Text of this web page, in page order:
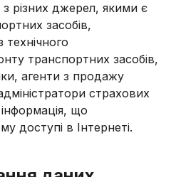
різних джерел, якими є
засобів,
технічного
транспортних засобів,
агенти з продажу
страхових
що
доступі в Інтернеті.